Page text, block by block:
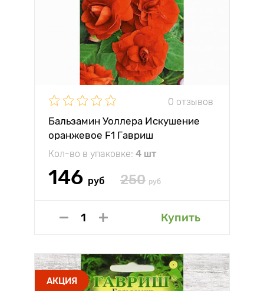
0 отзывов
Бальзамин Уоллера Искушение
оранжевое F1 Гавриш
Кол-во в упаковке: 4 шт
146 руб 250 руб
Купить
АКЦИЯ